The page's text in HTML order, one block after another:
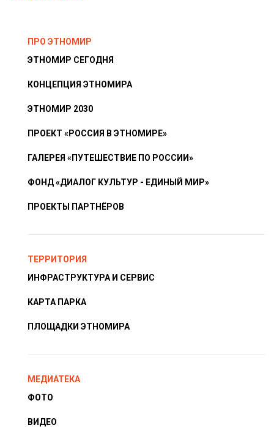
ПРО ЭТНОМИР
ЭТНОМИР СЕГОДНЯ
КОНЦЕПЦИЯ ЭТНОМИРА
ЭТНОМИР 2030
ПРОЕКТ «РОССИЯ В ЭТНОМИРЕ»
ГАЛЕРЕЯ «ПУТЕШЕСТВИЕ ПО РОССИИ»
ФОНД «ДИАЛОГ КУЛЬТУР - ЕДИНЫЙ МИР»
ПРОЕКТЫ ПАРТНЁРОВ
ТЕРРИТОРИЯ
ИНФРАСТРУКТУРА И СЕРВИС
КАРТА ПАРКА
ПЛОЩАДКИ ЭТНОМИРА
МЕДИАТЕКА
ФОТО
ВИДЕО